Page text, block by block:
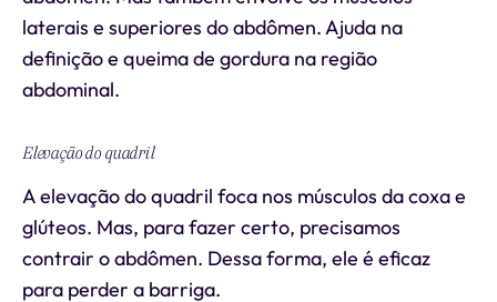
laterais e superiores do abdômen. Ajuda na
definição e queima de gordura na região
abdominal.
Elevação do quadril
A elevação do quadril foca nos músculos da coxa e
glúteos. Mas, para fazer certo, precisamos
contrair o abdômen. Dessa forma, ele é eficaz
para perder a barriga.